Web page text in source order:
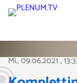
Mi., 09.06.2021,